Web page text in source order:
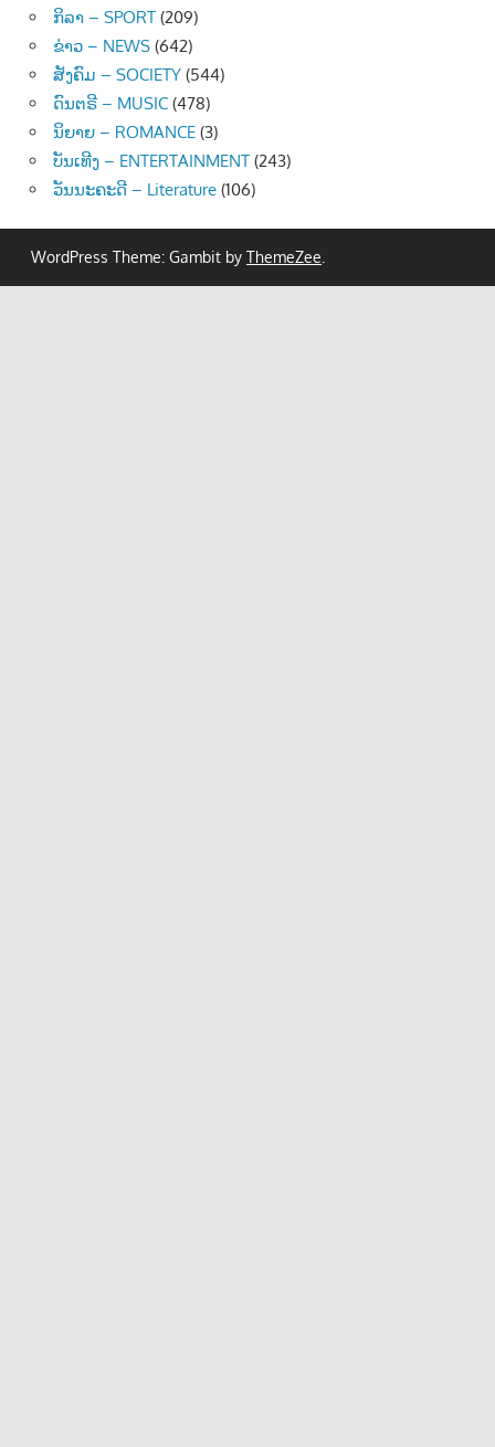
ກິລາ – SPORT (209)
ຂ່າວ – NEWS (642)
ສັງຄົມ – SOCIETY (544)
ດົນຕຣີ – MUSIC (478)
ນິຍາຍ – ROMANCE (3)
ບັນເທີງ – ENTERTAINMENT (243)
ວັນນະຄະດີ – Literature (106)
WordPress Theme: Gambit by ThemeZee